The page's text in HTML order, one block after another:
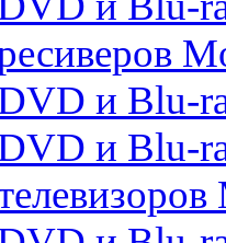
и Blu-
и Blu-